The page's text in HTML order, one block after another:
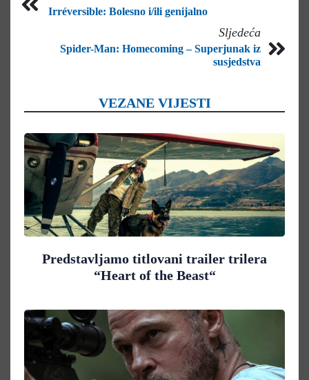
Irréversible: Bolesno i/ili genijalno
Sljedeća
Spider-Man: Homecoming – Superjunak iz
susjedstva
VEZANE VIJESTI
Predstavljamo titlovani trailer trilera
“Heart of the Beast“